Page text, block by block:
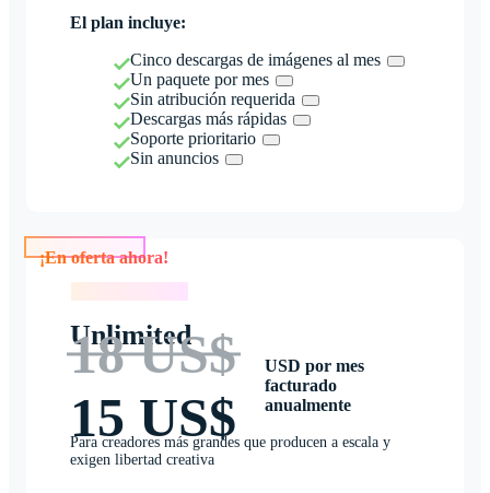
El plan incluye:
Cinco descargas de imágenes al mes
Un paquete por mes
Sin atribución requerida
Descargas más rápidas
Soporte prioritario
Sin anuncios
Unlimited
18 US$
15 US$
USD por mes
facturado
anualmente
Para creadores más grandes que producen a escala y
exigen libertad creativa